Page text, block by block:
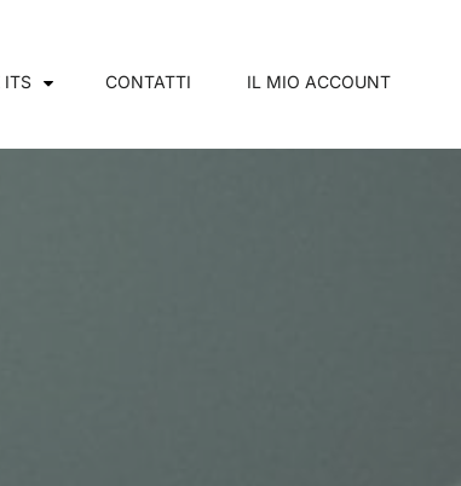
ITS CONTATTI IL MIO ACCOUNT